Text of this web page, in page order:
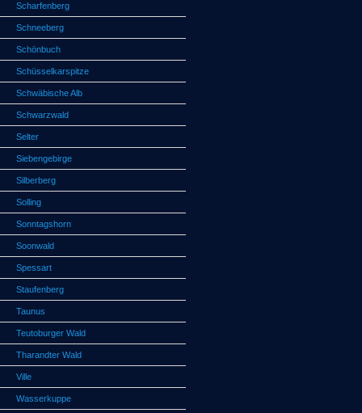
Scharfenberg
Schneeberg
Schönbuch
Schüsselkarspitze
Schwäbische Alb
Schwarzwald
Selter
Siebengebirge
Silberberg
Solling
Sonntagshorn
Soonwald
Spessart
Staufenberg
Taunus
Teutoburger Wald
Tharandter Wald
Ville
Wasserkuppe